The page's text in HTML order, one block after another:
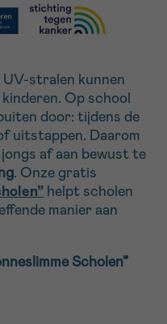
UV-stralen kunnen
Op school
door: tijdens de
uitstappen. Daarom
af aan bewust te
. Onze gratis
helpt scholen
manier aan
Scholen”